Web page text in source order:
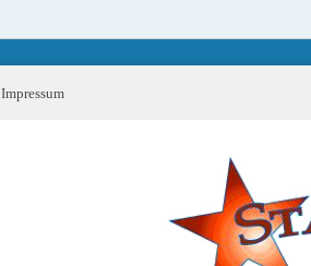
Impressum